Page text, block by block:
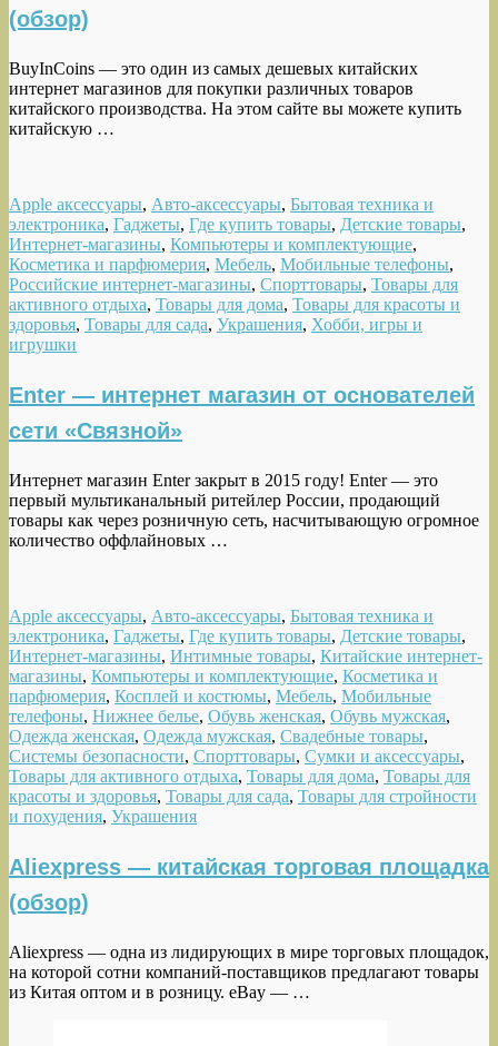
(обзор)
BuyInCoins — это один из самых дешевых китайских
интернет магазинов для покупки различных товаров
китайского производства. На этом сайте вы можете купить
китайскую …
Apple аксессуары, Авто-аксессуары, Бытовая техника и
электроника, Гаджеты, Где купить товары, Детские товары,
Интернет-магазины, Компьютеры и комплектующие,
Косметика и парфюмерия, Мебель, Мобильные телефоны,
Российские интернет-магазины, Спорттовары, Товары для
активного отдыха, Товары для дома, Товары для красоты и
здоровья, Товары для сада, Украшения, Хобби, игры и
игрушки
Enter — интернет магазин от основателей
сети «Связной»
Интернет магазин Enter закрыт в 2015 году! Enter — это
первый мультиканальный ритейлер России, продающий
товары как через розничную сеть, насчитывающую огромное
количество оффлайновых …
Apple аксессуары, Авто-аксессуары, Бытовая техника и
электроника, Гаджеты, Где купить товары, Детские товары,
Интернет-магазины, Интимные товары, Китайские интернет-
магазины, Компьютеры и комплектующие, Косметика и
парфюмерия, Косплей и костюмы, Мебель, Мобильные
телефоны, Нижнее белье, Обувь женская, Обувь мужская,
Одежда женская, Одежда мужская, Свадебные товары,
Системы безопасности, Спорттовары, Сумки и аксессуары,
Товары для активного отдыха, Товары для дома, Товары для
красоты и здоровья, Товары для сада, Товары для стройности
и похудения, Украшения
Aliexpress — китайская торговая площадка
(обзор)
Aliexpress — одна из лидирующих в мире торговых площадок,
на которой сотни компаний-поставщиков предлагают товары
из Китая оптом и в розницу. eBay — …